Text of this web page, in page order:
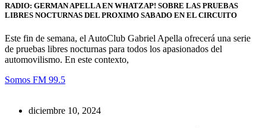
RADIO: GERMAN APELLA EN WHATZAP! SOBRE LAS PRUEBAS
LIBRES NOCTURNAS DEL PROXIMO SABADO EN EL CIRCUITO
Este fin de semana, el AutoClub Gabriel Apella ofrecerá una serie
de pruebas libres nocturnas para todos los apasionados del
automovilismo. En este contexto,
Somos FM 99.5
diciembre 10, 2024